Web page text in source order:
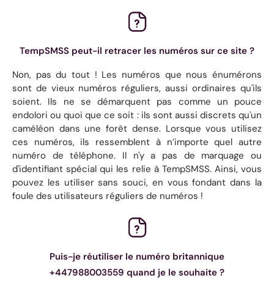
TempSMSS peut-il retracer les numéros sur ce site ?
Non, pas du tout ! Les numéros que nous énumérons
sont de vieux numéros réguliers, aussi ordinaires qu'ils
soient. Ils ne se démarquent pas comme un pouce
endolori ou quoi que ce soit : ils sont aussi discrets qu'un
caméléon dans une forêt dense. Lorsque vous utilisez
ces numéros, ils ressemblent à n’importe quel autre
numéro de téléphone. Il n'y a pas de marquage ou
d'identifiant spécial qui les relie à TempSMSS. Ainsi, vous
pouvez les utiliser sans souci, en vous fondant dans la
foule des utilisateurs réguliers de numéros !
Puis-je réutiliser le numéro britannique
+447988003559 quand je le souhaite ?